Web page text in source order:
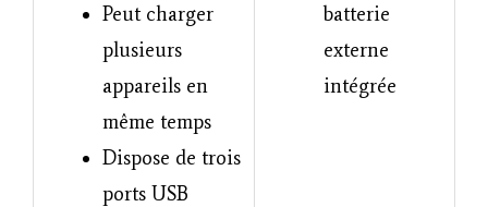
Peut charger
plusieurs
appareils en
même temps
Dispose de trois
ports USB
batterie
externe
intégrée